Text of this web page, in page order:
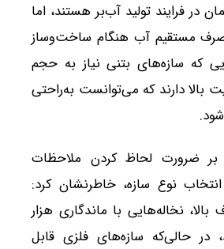
در فرایند تولید آب‌بر هستند، اما
مستقیم آب هنگام ساخت‌وساز
که سازه‌های بتنی نیاز به حجم
بالا دارند که می‌توانست به‌راحتی
بر ضرورت لحاظ کردن ملاحظات
نوع سازه، خاطرنشان کرد:
نخاله‌هایی با ماندگاری هزار
در حالی‌که سازه‌های فلزی قابل